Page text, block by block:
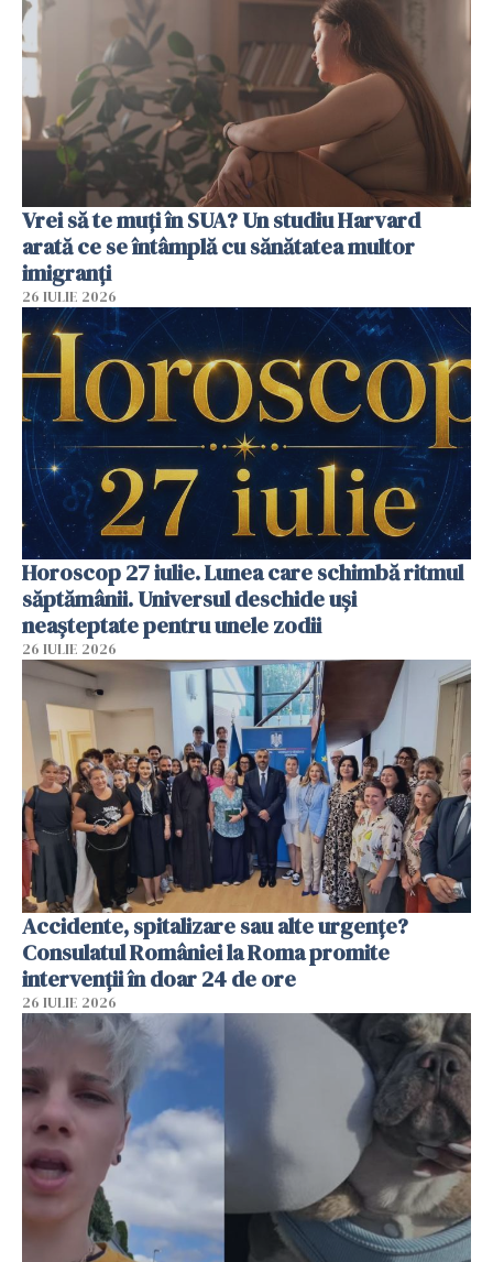
Vrei să te muți în SUA? Un studiu Harvard
arată ce se întâmplă cu sănătatea multor
imigranți
26 IULIE 2026
Horoscop 27 iulie. Lunea care schimbă ritmul
săptămânii. Universul deschide uși
neașteptate pentru unele zodii
26 IULIE 2026
Accidente, spitalizare sau alte urgențe?
Consulatul României la Roma promite
intervenții în doar 24 de ore
26 IULIE 2026